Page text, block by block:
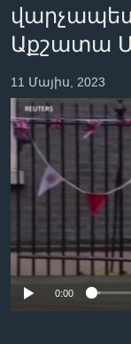
ՖԻԼՄԵՐ
IN ENGLISH
ՄԵՐ ՄԱՍԻՆ
ՄԵՐ ՄԱՍԻՆ
«ԱՄԵՐԻԿԱՅԻ
ԿԱՊ ՄԵԶ ՀԵՏ
ՈՒԿՐԱԻՆԱԿԱՆ
Learning English
ՀԵՏԵՒԵՔ ՄԵԶ
Լեզուներ
վարչապետ
Աքշատա
11 Մայիս, 2023
No
0:00